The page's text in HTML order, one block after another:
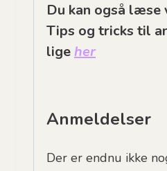
Du kan også læse
Tips og tricks til
lige her
Anmeldelser
Der er endnu ikke